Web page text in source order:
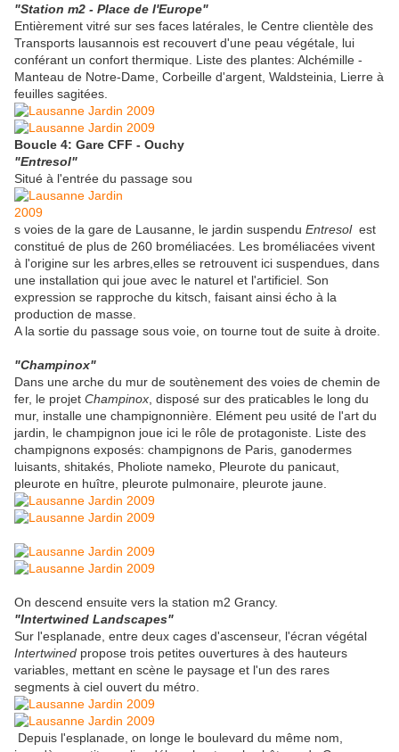
"Station m2 - Place de l'Europe"
Entièrement vitré sur ses faces latérales, le Centre clientèle des
Transports lausannois est recouvert d'une peau végétale, lui
conférant un confort thermique. Liste des plantes: Alchémille -
Manteau de Notre-Dame, Corbeille d'argent, Waldsteinia, Lierre à
feuilles sagitées.
Boucle 4: Gare CFF - Ouchy
"Entresol"
Situé à l'entrée du passage sou
s voies de la gare de Lausanne, le jardin suspendu Entresolest
constitué de plus de 260 broméliacées. Les broméliacées vivent
à l'origine sur les arbres,elles se retrouvent ici suspendues, dans
une installation qui joue avec le naturel et l'artificiel. Son
expression se rapproche du kitsch, faisant ainsi écho à la
production de masse.
A la sortie du passage sous voie, on tourne tout de suite à droite.
"Champinox"
Dans une arche du mur de soutènement des voies de chemin de
fer, le projet Champinox , disposé sur des praticables le long du
mur, installe une champignonnière. Elément peu usité de l'art du
jardin, le champignon joue ici le rôle de protagoniste. Liste des
champignons exposés: champignons de Paris, ganodermes
luisants, shitakés, Pholiote nameko, Pleurote du panicaut,
pleurote en huître, pleurote pulmonaire, pleurote jaune.
On descend ensuite vers la station m2 Grancy.
"Intertwined Landscapes"
Sur l'esplanade, entre deux cages d'ascenseur, l'écran végétal
Intertwined propose trois petites ouvertures à des hauteurs
variables, mettant en scène le paysage et l'un des rares
segments à ciel ouvert du métro.
Depuis l'esplanade, on longe le boulevard du même nom,